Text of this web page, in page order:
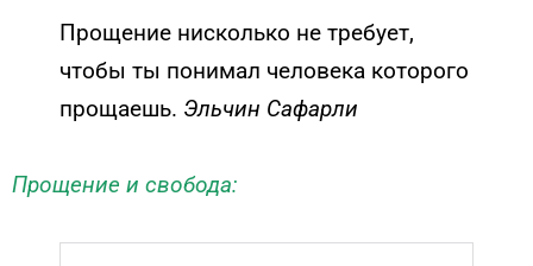
Прощение нисколько не требует,
чтобы ты понимал человека которого
прощаешь. Эльчин Сафарли
Прощение и свобода: